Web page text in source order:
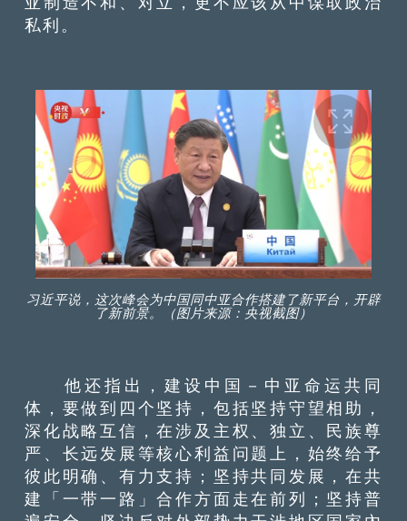
私利。
习近平说，这次峰会为中国同中亚合作搭建了新平台，开辟
了新前景。（图片来源：央视截图）
他还指出，建设中国－中亚命运共同
体，要做到四个坚持，包括坚持守望相助，
深化战略互信，在涉及主权、独立、民族尊
严、长远发展等核心利益问题上，始终给予
彼此明确、有力支持；坚持共同发展，在共
建「一带一路」合作方面走在前列；坚持普